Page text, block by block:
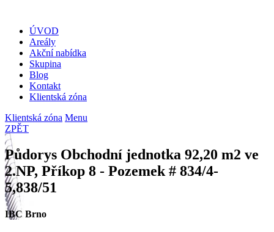
ÚVOD
Areály
Akční nabídka
Skupina
Blog
Kontakt
Klientská zóna
Klientská zóna Menu
ZPĚT
Půdorys Obchodní jednotka 92,20 m2 ve
2.NP, Příkop 8 - Pozemek # 834/4-
5,838/51
IBC Brno